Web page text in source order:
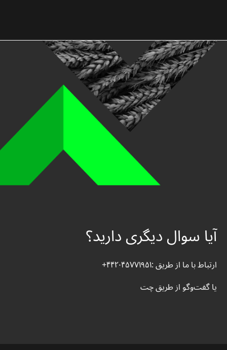
آیا سوال دیگری دارید؟
ارتباط با ما از طریق :۴۴۲۰۴۵۷۷۱۹۵۱+
یا گفت‌وگو از طریق چت